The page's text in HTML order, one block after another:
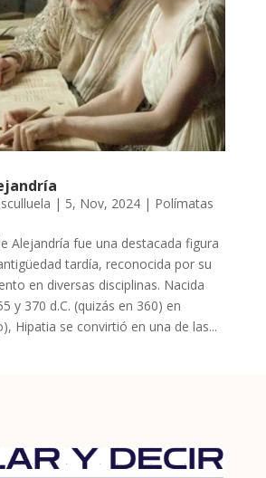
| 5, Nov, 2024| Polímatas
Alejandría fue una destacada figura
tardía, reconocida por su
en diversas disciplinas. Nacida
y 370 d.C. (quizás en 360) en
Hipatia se convirtió en una de las...